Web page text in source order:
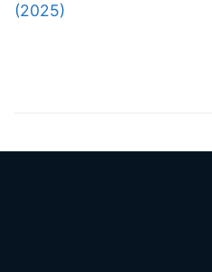
(2025)